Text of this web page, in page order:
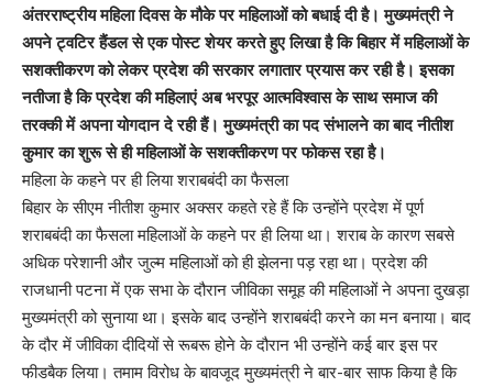
अंतरराष्‍ट्रीय महिला दिवस के मौके पर महिलाओं को बधाई दी है। मुख्‍यमंत्री ने
अपने ट्वटिर हैंडल से एक पोस्‍ट शेयर करते हुए लिखा है कि बिहार में महिलाओं के
सशक्‍तीकरण को लेकर प्रदेश की सरकार लगातार प्रयास कर रही है। इसका
नतीजा है कि प्रदेश की महिलाएं अब भरपूर आत्‍मविश्‍वास के साथ समाज की
तरक्‍की में अपना योगदान दे रही हैं। मुख्‍यमंत्री का पद संभालने का बाद नीतीश
कुमार का शुरू से ही महिलाओं के सशक्‍तीकरण पर फोकस रहा है।
महिला के कहने पर ही लिया शराबबंदी का फैसला
बिहार के सीएम नीतीश कुमार अक्‍सर कहते रहे हैं कि उन्‍होंने प्रदेश में पूर्ण
शराबबंदी का फैसला महिलाओं के कहने पर ही लिया था। शराब के कारण सबसे
अधिक परेशानी और जुल्‍म महिलाओं को ही झेलना पड़ रहा था। प्रदेश की
राजधानी पटना में एक सभा के दौरान जीविका समूह की म‍ह‍िलाओं ने अपना दुखड़ा
मुख्‍यमंत्री को सुनाया था। इसके बाद उन्‍होंने शराबबंदी करने का मन बनाया। बाद
के दौर में जीविका दीदियों से रूबरू होने के दौरान भी उन्‍होंने कई बार इस पर
फीडबैक लिया। तमाम विरोध के बावजूद मुख्‍यमंत्री ने बार-बार साफ किया है कि